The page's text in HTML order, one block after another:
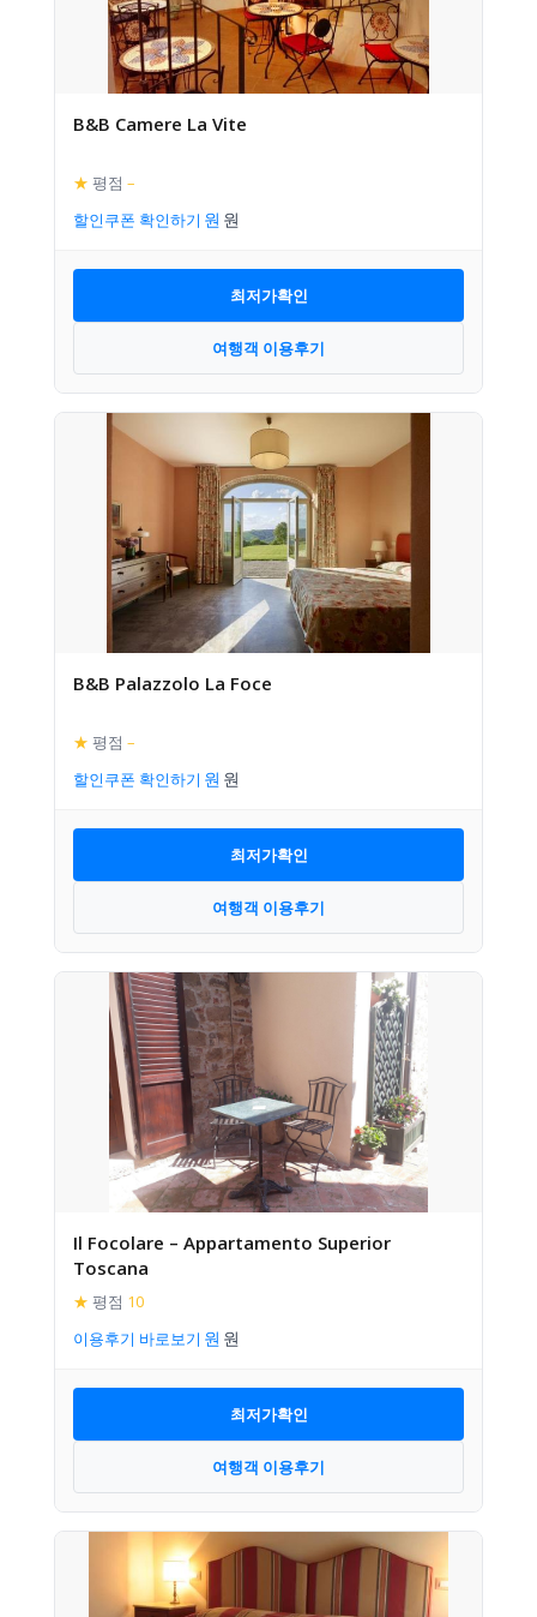
B&B Camere La Vite
★ 평점 –
할인쿠폰 확인하기
최저가확인
여행객 이용후기
B&B Palazzolo La Foce
★ 평점 –
할인쿠폰 확인하기
최저가확인
여행객 이용후기
Il Focolare – Appartamento Superior
Toscana
★ 평점 10
이용후기 바로보기
최저가확인
여행객 이용후기